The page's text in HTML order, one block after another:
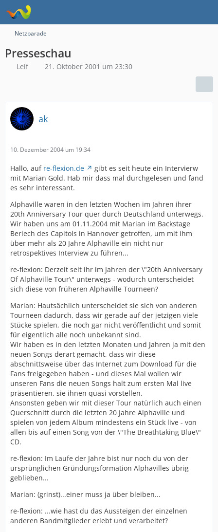
Netzparade
Presseschau
Leif 21. Oktober 2001 um 23:30
ak
10. Dezember 2004 um 19:34
Hallo, auf re-flexion.de
gibt es seit heute ein Intervierw
mit Marian Gold. Hab mir dass mal durchgelesen und fand
es sehr interessant.
Alphaville waren in den letzten Wochen im Jahren ihrer
20th Anniversary Tour quer durch Deutschland unterwegs.
Wir haben uns am 01.11.2004 mit Marian im Backstage
Beriech des Capitols in Hannover getroffen, um mit ihm
über mehr als 20 Jahre Alphaville ein nicht nur
retrospektives Interview zu führen...
re-flexion: Derzeit seit ihr im Jahren der \"20th Anniversary
Of Alphaville Tour\" unterwegs - wodurch unterscheidet
sich diese von früheren Alphaville Tourneen?
Marian: Hautsächlich unterscheidet sie sich von anderen
Tourneen dadurch, dass wir gerade auf der jetzigen viele
Stücke spielen, die noch gar nicht veröffentlicht und somit
für eigentlich alle noch unbekannt sind.
Wir haben es in den letzten Monaten und Jahren ja mit den
neuen Songs derart gemacht, dass wir diese
abschnittsweise über das Internet zum Download für die
Fans freigegeben haben - und dieses Mal wollen wir
unseren Fans die neuen Songs halt zum ersten Mal live
präsentieren, sie ihnen quasi vorstellen.
Ansonsten geben wir mit dieser Tour natürlich auch einen
Querschnitt durch die letzten 20 Jahre Alphaville und
spielen von jedem Album mindestens ein Stück live - von
allen bis auf einen Song von der \"The Breathtaking Blue\"
CD.
re-flexion: Im Laufe der Jahre bist nur noch du von der
ursprünglichen Gründungsformation Alphavilles übrig
geblieben...
Marian: (grinst)...einer muss ja über bleiben...
re-flexion: ...wie hast du das Aussteigen der einzelnen
anderen Bandmitglieder erlebt und verarbeitet?